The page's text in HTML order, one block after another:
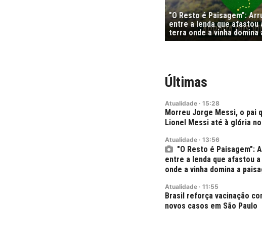
"O Resto é Paisagem":
entre a lenda que afastou
terra onde a vinha domina
Últimas
Atualidade · 15:28
Morreu Jorge Messi, o pai
Lionel Messi até à glória
Atualidade · 13:56
"O Resto é Paisagem":
entre a lenda que afastou
onde a vinha domina a
Atualidade · 11:55
Brasil reforça vacinação
novos casos em São Paulo